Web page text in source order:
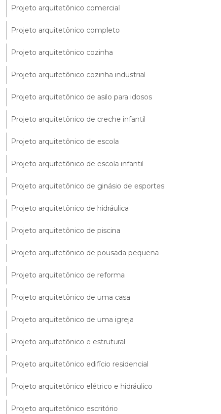
Projeto arquitetônico comercial
Projeto arquitetônico completo
Projeto arquitetônico cozinha
Projeto arquitetônico cozinha industrial
Projeto arquitetônico de asilo para idosos
Projeto arquitetônico de creche infantil
Projeto arquitetônico de escola
Projeto arquitetônico de escola infantil
Projeto arquitetônico de ginásio de esportes
Projeto arquitetônico de hidráulica
Projeto arquitetônico de piscina
Projeto arquitetônico de pousada pequena
Projeto arquitetônico de reforma
Projeto arquitetônico de uma casa
Projeto arquitetônico de uma igreja
Projeto arquitetônico e estrutural
Projeto arquitetônico edifício residencial
Projeto arquitetônico elétrico e hidráulico
Projeto arquitetônico escritório